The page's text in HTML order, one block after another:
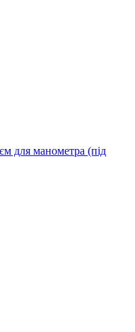
для манометра (під